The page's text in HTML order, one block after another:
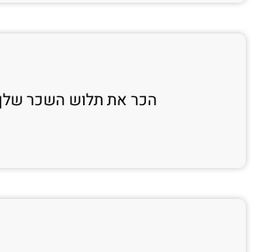
הכר את תלוש השכר